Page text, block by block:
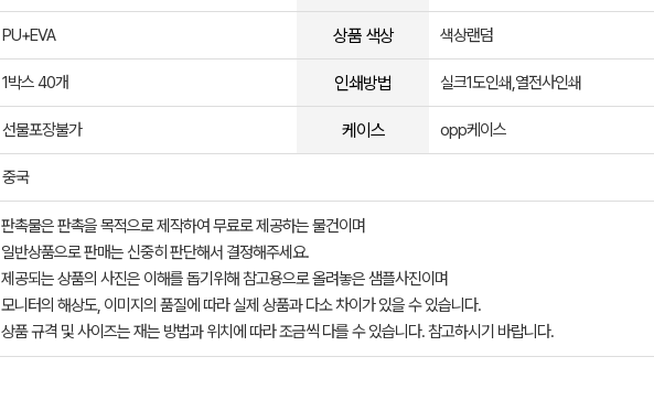
PU+EVA 상품 색상 색상랜덤
1박스 40개 인쇄방법 실크1도인쇄,열전사인쇄
선물포장불가 케이스 opp케이스
중국
판촉물은 판촉을 목적으로 제작하여 무료로 제공하는 물건이며
일반상품으로 판매는 신중히 판단해서 결정해주세요.
제공되는 상품의 사진은 이해를 돕기위해 참고용으로 올려놓은 샘플사진이며
모니터의 해상도, 이미지의 품질에 따라 실제 상품과 다소 차이가 있을 수 있습니다.
상품 규격 및 사이즈는 재는 방법과 위치에 따라 조금씩 다를 수 있습니다. 참고하시기 바랍니다.